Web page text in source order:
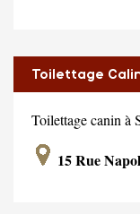
Toilettage
Toilettage canin à
15 Rue